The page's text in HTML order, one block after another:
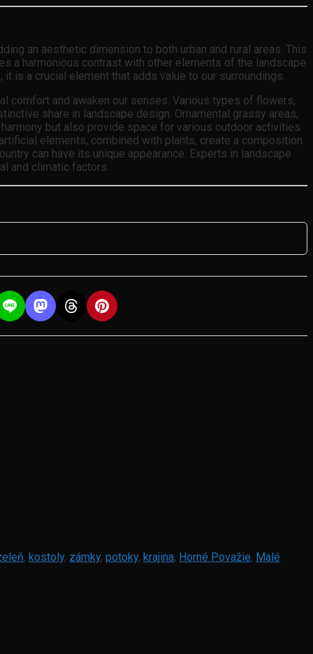
an aesthetic dimension to both urban and rural areas. This
a harmonious contrast with other elements of the landscape
is a crucial element that adds value to our surroundings.
comfort and awaken our senses. Various types of flowers,
share in landscape design. Ornamental grassy areas,
but also provide space for various outdoor activities.
elements, combined with plants, create a composition
can have its unique appearance. Experts in landscape
and climatic factors.
, kostoly, zámky, potoky, krajina, Horné Považie, Malé